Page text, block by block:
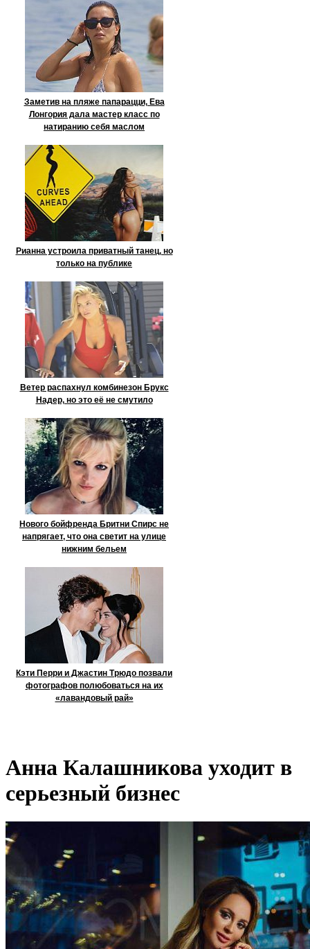
Заметив на пляже папарацци, Ева
Лонгория дала мастер класс по
натиранию себя маслом
Рианна устроила приватный танец, но
только на публике
Ветер распахнул комбинезон Брукс
Надер, но это её не смутило
Нового бойфренда Бритни Спирс не
напрягает, что она светит на улице
нижним бельем
Кэти Перри и Джастин Трюдо позвали
фотографов полюбоваться на их
«лавандовый рай»
Анна Калашникова уходит в
серьезный бизнес